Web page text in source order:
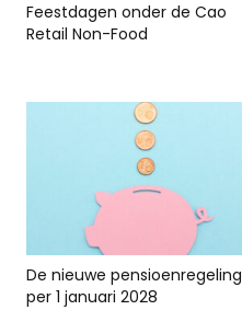
Feestdagen onder de Cao
Retail Non-Food
De nieuwe pensioenregeling
per 1 januari 2028